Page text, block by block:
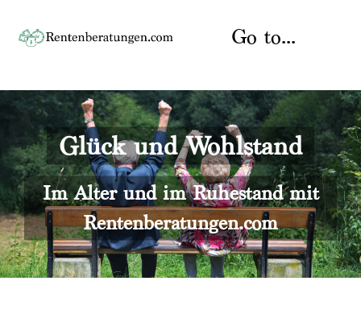
content
Go to...
Startseite
Rente
Rentenberater
Rentenversicherung
Versicherungsberatung
Über uns
Kontakt
Glück und Wohlstand
Im Alter und im Ruhestand mit
Rentenberatungen.com